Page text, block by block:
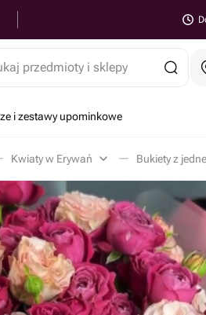
przedmioty i sklepy
i zestawy upominkowe
Kwiaty w Erywań Bukiety z